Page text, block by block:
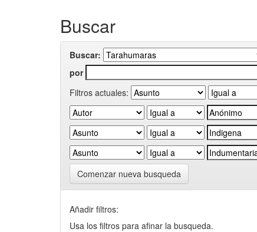
Buscar
Buscar:
por
Filtros actuales:
Comenzar nueva busqueda
Añadir filtros:
Usa los filtros para afinar la busqueda.